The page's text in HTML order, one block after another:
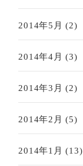
2014年5月 (2)
2014年4月 (3)
2014年3月 (2)
2014年2月 (5)
2014年1月 (13)